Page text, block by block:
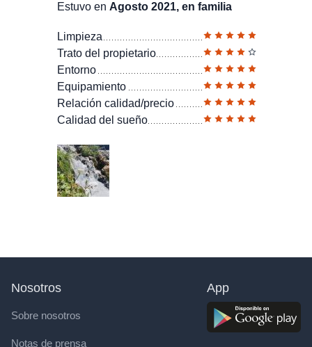
Estuvo en Agosto 2021, en familia
Limpieza
Trato del propietario
Entorno
Equipamiento
Relación calidad/precio
Calidad del sueño
Nosotros
Sobre nosotros
Notas de prensa
App